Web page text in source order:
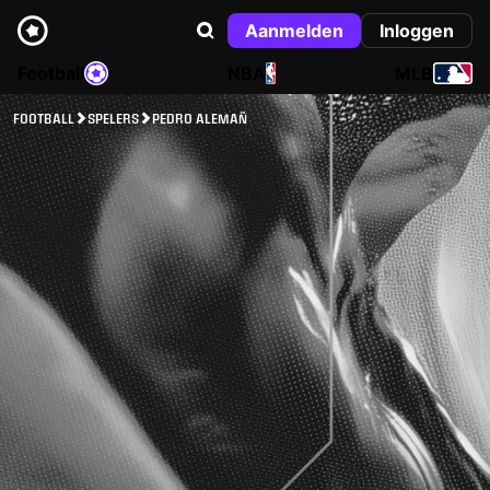
Aanmelden
Inloggen
NBA
FOOTBALL SPELERS PEDRO ALEMAÑ